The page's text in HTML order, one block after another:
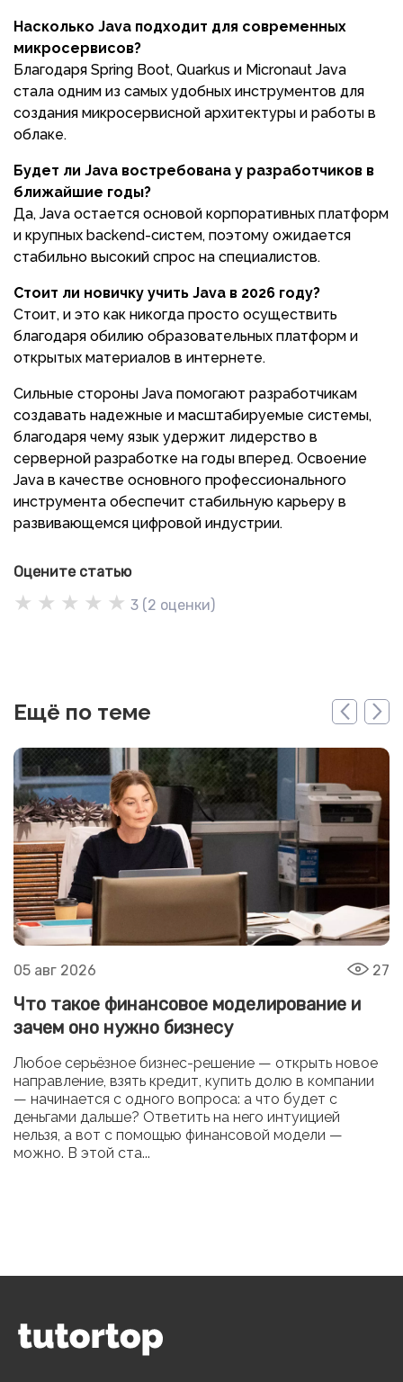
Насколько Java подходит для современных
микросервисов?
Благодаря Spring Boot, Quarkus и Micronaut Java
стала одним из самых удобных инструментов для
создания микросервисной архитектуры и работы в
облаке.
Будет ли Java востребована у разработчиков в
ближайшие годы?
Да, Java остается основой корпоративных платформ
и крупных backend-систем, поэтому ожидается
стабильно высокий спрос на специалистов.
Стоит ли новичку учить Java в 2026 году?
Стоит, и это как никогда просто осуществить
благодаря обилию образовательных платформ и
открытых материалов в интернете.
Сильные стороны Java помогают разработчикам
создавать надежные и масштабируемые системы,
благодаря чему язык удержит лидерство в
серверной разработке на годы вперед. Освоение
Java в качестве основного профессионального
инструмента обеспечит стабильную карьеру в
развивающемся цифровой индустрии.
Оцените статью
★ ★ ★ ★ ★ 3 (2 оценки)
Ещё по теме
05 авг 2026 27
Что такое финансовое моделирование и
зачем оно нужно бизнесу
Любое серьёзное бизнес-решение — открыть новое
направление, взять кредит, купить долю в компании
— начинается с одного вопроса: а что будет с
деньгами дальше? Ответить на него интуицией
нельзя, а вот с помощью финансовой модели —
можно. В этой ста...